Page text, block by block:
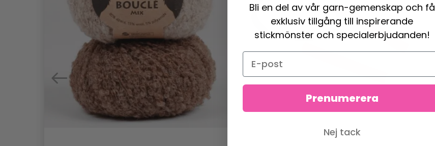
Bli en del av vår garn-gemenskap och få
exklusiv tillgång till inspirerande
stickmönster och specialerbjudanden!
Prenumerera
Nej tack